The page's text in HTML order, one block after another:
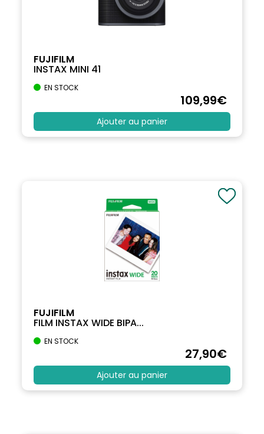
FUJIFILM
INSTAX MINI 41
EN STOCK
109,99€
Ajouter au panier
FUJIFILM
FILM INSTAX WIDE BIPA...
EN STOCK
27,90€
Ajouter au panier